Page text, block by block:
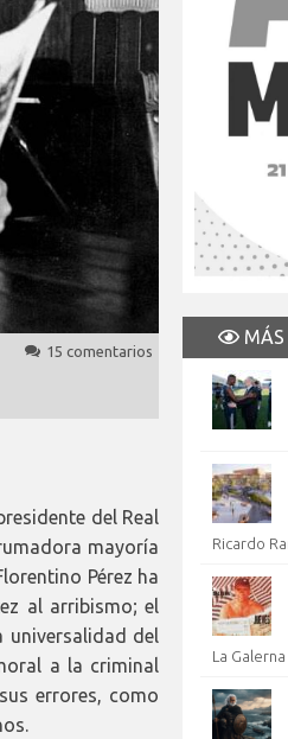
15 comentarios
del Real
mayoría
Pérez ha
al arribismo; el
universalidad del
a la criminal
errores, como
Ricardo
La Galerna